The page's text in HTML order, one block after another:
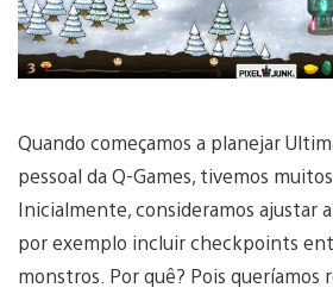
Quando começamos a planejar
pessoal da Q-Games, tivemos
Inicialmente, consideramos ajustar
por exemplo incluir checkpoints
monstros. Por quê? Pois queríamos